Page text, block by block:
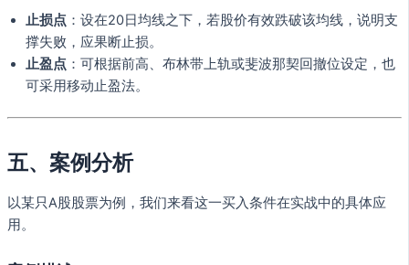
止损点 ：设在20日均线之下，若股价有效跌破该均线，说明支
撑失败，应果断止损。
止盈点 ：可根据前高、布林带上轨或斐波那契回撤位设定，也
可采用移动止盈法。
五、案例分析
以某只A股股票为例，我们来看这一买入条件在实战中的具体应
用。